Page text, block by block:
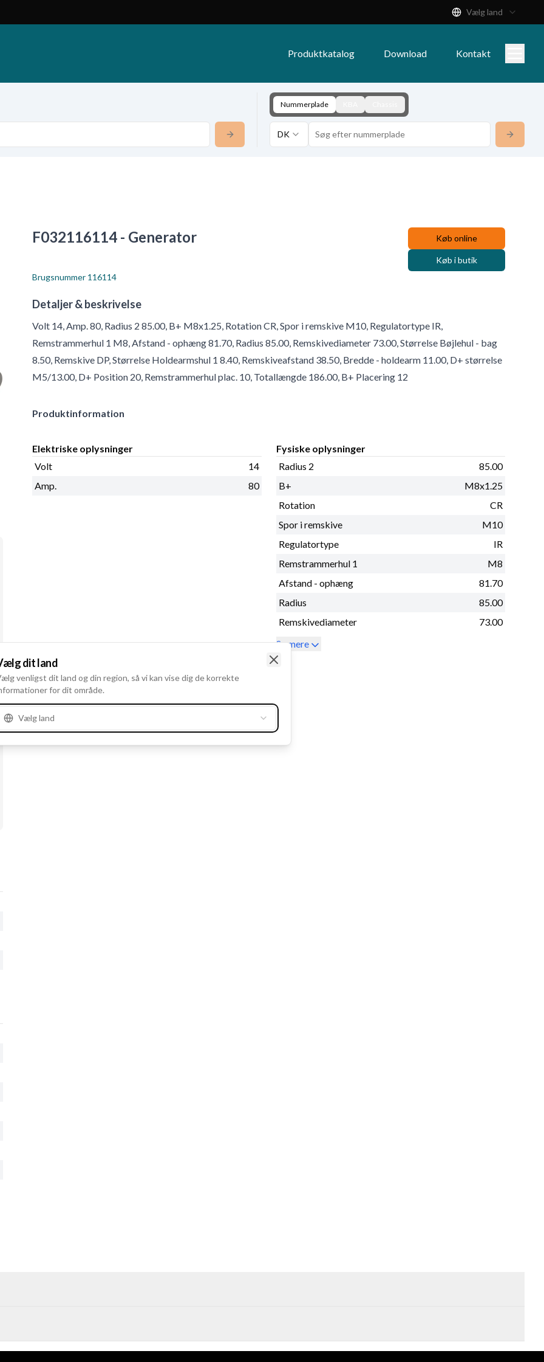
Vælg land
Produktkatalog Download Kontakt
Nummerplade
DK
F032116114 - Generator Køb online
Køb i butik
Brugsnummer 116114
Detaljer & beskrivelse
Volt 14, Amp. 80, Radius 2 85.00, B+ M8x1.25, Rotation CR, Spor i remskive M10, Regulatortype IR,
Remstrammerhul 1 M8, Afstand - ophæng 81.70, Radius 85.00, Remskivediameter 73.00, Størrelse Bøjlehul - bag
8.50, Remskive DP, Størrelse Holdearmshul 1 8.40, Remskiveafstand 38.50, Bredde - holdearm 11.00, D+ størrelse
M5/13.00, D+ Position 20, Remstrammerhul plac. 10, Totallængde 186.00, B+ Placering 12
Produktinformation
Elektriske oplysninger
Volt
14
Amp.
80
Fysiske oplysninger
Radius 2
85.00
B+
M8x1.25
Rotation
CR
Spor i remskive
M10
Regulatortype
IR
Remstrammerhul 1
M8
Afstand - ophæng
81.70
Radius
85.00
Remskivediameter
73.00
Se mere
dit land
venligst dit land og din region, så vi kan vise dig de korrekte
for dit område.
Vælg land